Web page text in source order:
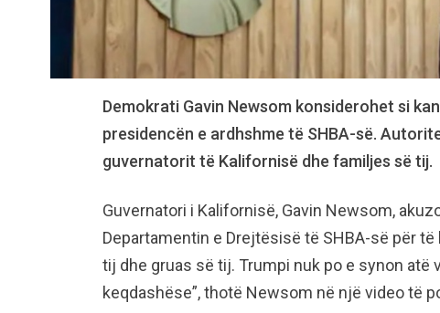
Demokrati Gavin Newsom konsiderohet si
presidencën e ardhshme të SHBA-së.
guvernatorit të Kalifornisë dhe familjes së tij.
Guvernatori i Kalifornisë, Gavin Newsom,
Departamentin e Drejtësisë të SHBA-së për
tij dhe gruas së tij. Trumpi nuk po e synon
keqdashëse”, thotë Newsom në një video të